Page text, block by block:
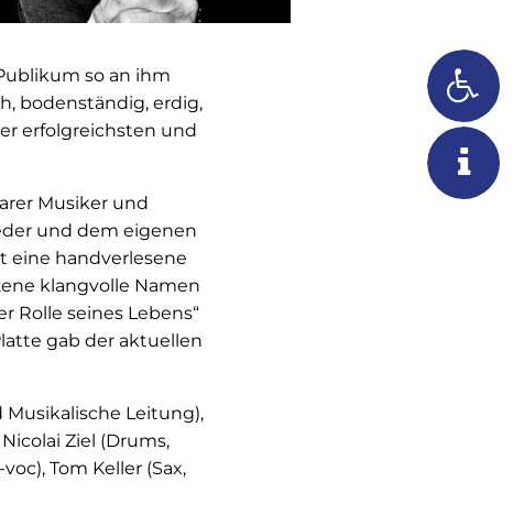
so an ihm
bodenständig, erdig,
erfolgreichsten und
Musiker und
und dem eigenen
eine handverlesene
klangvolle Namen
Rolle seines Lebens“
gab der aktuellen
Musikalische Leitung),
Ziel (Drums,
Tom Keller (Sax,